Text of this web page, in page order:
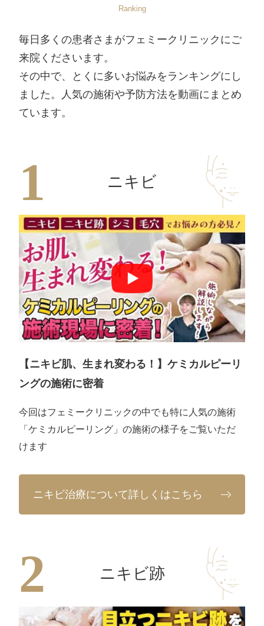
Ranking
毎日多くの患者さまがフェミークリニックにご
来院くださいます。
その中で、とくに多いお悩みをランキングにし
ました。人気の施術や予防方法を動画にまとめ
ています。
ニキビ
【ニキビ肌、生まれ変わる！】ケミカルピーリ
ングの施術に密着
今回はフェミークリニックの中でも特に人気の施術
「ケミカルピーリング」の施術の様子をご覧いただ
けます
ニキビ治療について詳しくはこちら
ニキビ跡